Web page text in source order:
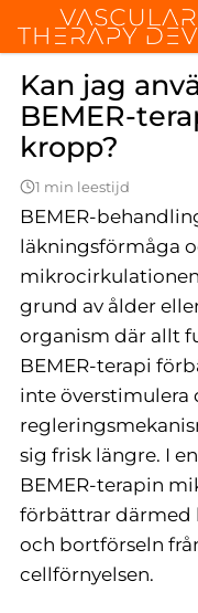
Home Allmänna
Kan jag
BEMER-
kropp?
1 min leestijd
BEMER-
läkningsförmåga
grund av ålder
organism där allt
BEMER-terapi
inte överstimulera
sig frisk längre. I
BEMER-terapin
förbättrar därmed
och bortförseln
cellförnyelsen.